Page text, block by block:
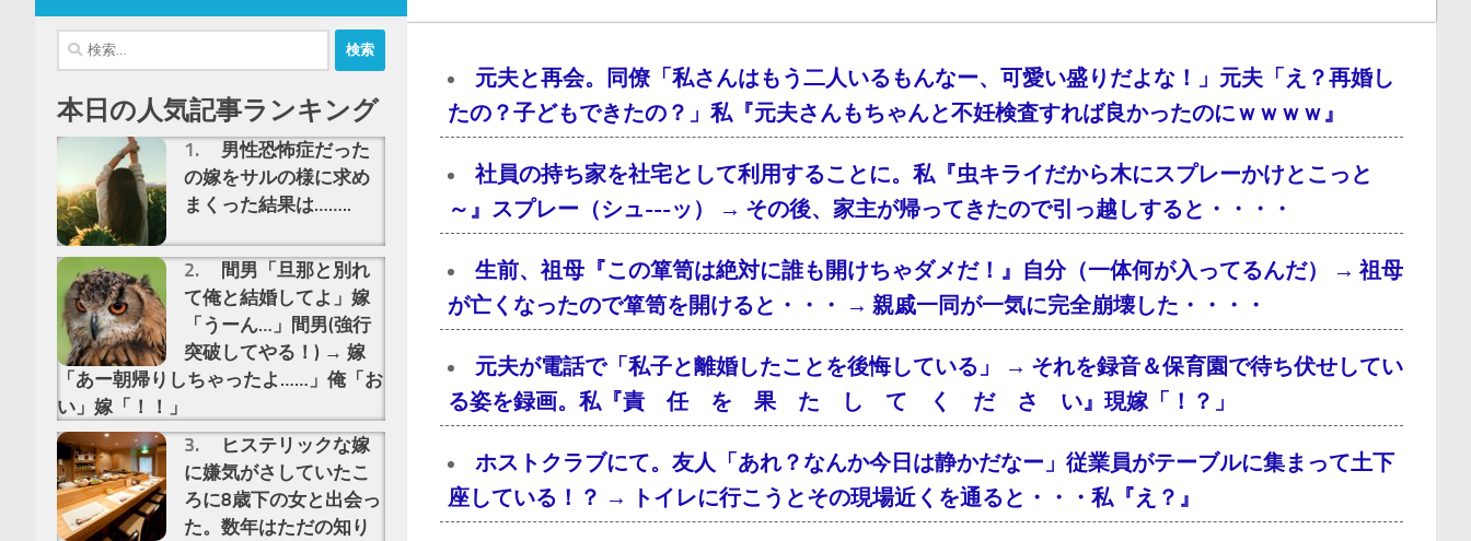
元夫と再会。同僚「私さんはもう二人いるもんなー、可愛い盛りだよな！」元夫「え？再婚し
たの？子どもできたの？」私『元夫さんもちゃんと不妊検査すれば良かったのにｗｗｗｗ』
社員の持ち家を社宅として利用することに。私『虫キライだから木にスプレーかけとこっと
～』スプレー（シュ---ッ） → その後、家主が帰ってきたので引っ越しすると・・・・
生前、祖母『この箪笥は絶対に誰も開けちゃダメだ！』自分（一体何が入ってるんだ） → 祖母
が亡くなったので箪笥を開けると・・・ → 親戚一同が一気に完全崩壊した・・・・
元夫が電話で「私子と離婚したことを後悔している」 → それを録音＆保育園で待ち伏せしてい
る姿を録画。私『責 任 を 果 た し て く だ さ い』現嫁「！？」
ホストクラブにて。友人「あれ？なんか今日は静かだなー」従業員がテーブルに集まって土下
座している！？ → トイレに行こうとその現場近くを通ると・・・私『え？』
検
索:
本日の人気記事ランキング
男性恐怖症だった
の嫁をサルの様に求め
まくった結果は……..
間男「旦那と別れ
て俺と結婚してよ」嫁
「うーん…」間男(強行
突破してやる！) → 嫁
「あー朝帰りしちゃったよ……」俺「お
い」嫁「！！」
ヒステリックな嫁
に嫌気がさしていたこ
ろに8歳下の女と出会っ
た。数年はただの知り